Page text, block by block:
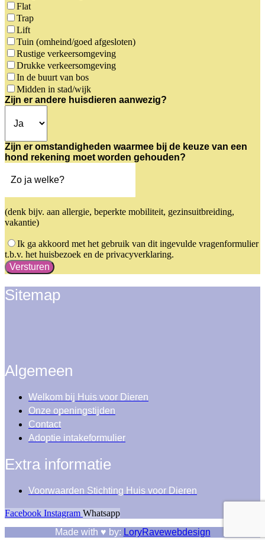
Flat
Trap
Lift
Tuin (omheind/goed afgesloten)
Rustige verkeersomgeving
Drukke verkeersomgeving
In de buurt van bos
Midden in stad/wijk
Zijn er andere huisdieren aanwezig?
Zijn er omstandigheden waarmee bij de keuze van een
hond rekening moet worden gehouden?
(denk bijv. aan allergie, beperkte mobiliteit, gezinsuitbreiding,
vakantie)
Ik ga akkoord met het gebruik van dit ingevulde vragenformulier
t.b.v. het huisbezoek en de privacyverklaring.
Versturen
Sitemap
Algemeen
Welkom bij Huis voor Dieren
Onze openingstijden
Contact
Adoptie intakeformulier
Extra informatie
Voorwaarden Stichting Huis voor Dieren
Facebook Instagram Whatsapp
Made with ♥ by: LoryRavewebdesign